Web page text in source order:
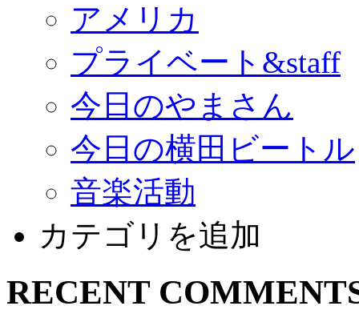
アメリカ
プライベート&staff
今日のやまさん
今日の横田ビートル
音楽活動
カテゴリを追加
RECENT